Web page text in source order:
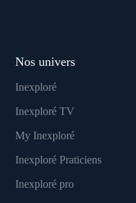
Nos univers
Inexploré
Inexploré TV
My Inexploré
Inexploré Praticiens
Inexploré pro